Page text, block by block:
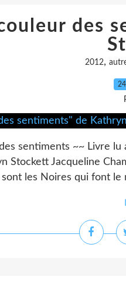
des
2012,
sentiments ~~ Livre
Stockett Jacqueline
sont les Noires qui font